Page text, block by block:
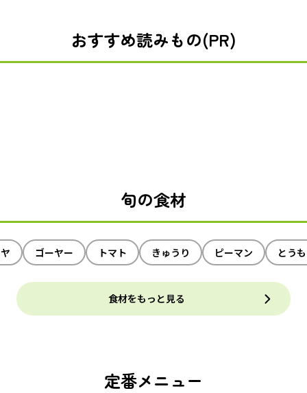
おすすめ読みもの(PR)
旬の食材
ゴーヤー トマト きゅうり ピーマン とう
食材をもっと見る
定番メニュー